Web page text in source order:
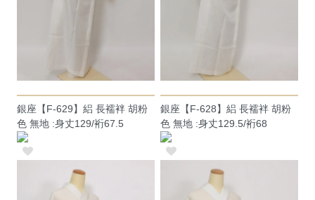
銀座【F-629】絽 長襦袢 胡粉
色 無地 :身丈129/裄67.5
銀座【F-628】絽 長襦袢 胡粉
色 無地 :身丈129.5/裄68